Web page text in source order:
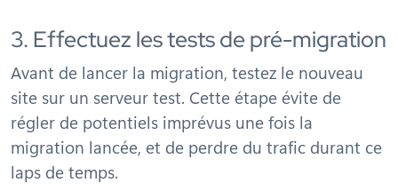
3. Effectuez les tests de pré-migration
Avant de lancer la migration, testez le nouveau
site sur un serveur test. Cette étape évite de
régler de potentiels imprévus une fois la
migration lancée, et de perdre du trafic durant ce
laps de temps.